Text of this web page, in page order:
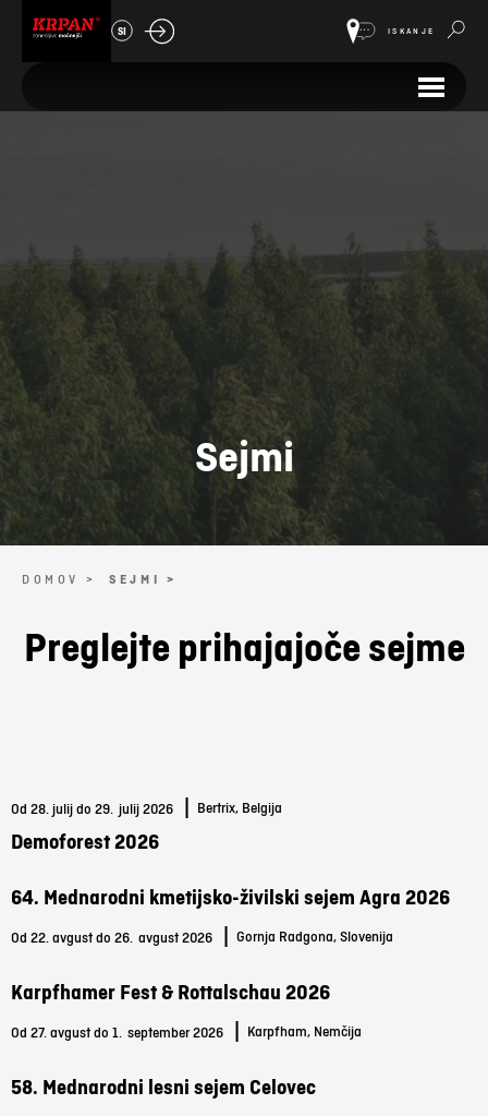
SI ISKANJE
Sejmi
DOMOV > SEJMI >
Preglejte prihajajoče sejme
Od 28. julij do 29. julij 2026 Bertrix, Belgija
Demoforest 2026
64. Mednarodni kmetijsko-živilski sejem Agra 2026
Od 22. avgust do 26. avgust 2026 Gornja Radgona, Slovenija
Karpfhamer Fest & Rottalschau 2026
Od 27. avgust do 1. september 2026 Karpfham, Nemčija
58. Mednarodni lesni sejem Celovec